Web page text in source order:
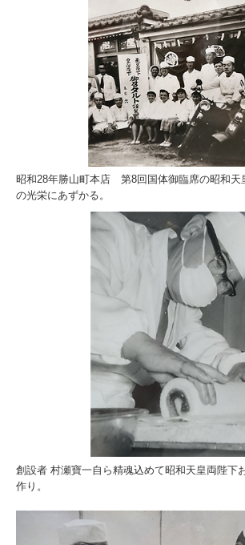
ヴァッフェル
詰め合わせ
昭和28年勝山町本店 第8回国体御臨席の昭和天
の光栄にあずかる。
創設者 村瀬寶一自ら精魂込めて昭和天皇両陛下
作り。